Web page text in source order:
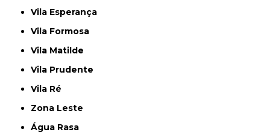
Vila Esperança
Vila Formosa
Vila Matilde
Vila Prudente
Vila Ré
Zona Leste
Água Rasa